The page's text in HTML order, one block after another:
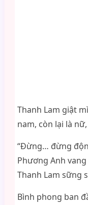
Thanh Lam giật
nam, còn lại là
“Đừng… đừng
Phương Anh
Thanh Lam sững
Bình phong ban